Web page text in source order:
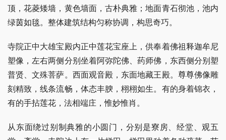
顶，花菱矮墙，黄色墙面，古朴典雅；地面青石彻池，池内
绿茵如毯。整体建筑结构匀称协调，构思奇巧。
寺院正中大雄宝殿内正中莲花宝座上，供奉着佛祖释迦牟尼
塑像，左右两侧分别坐着阿弥陀佛、药师佛，东西侧分别塑
普贤、文殊菩萨。西面观音殿，东面地藏王殿。尊尊佛像雕
刻精致，线条流畅，体态丰腴，栩栩如生。有的身着锦衣，
有的手拈莲花，法相端庄，惟妙惟肖。
从东面绕过别制典雅的小圆门，分别是寮房、经堂、观五